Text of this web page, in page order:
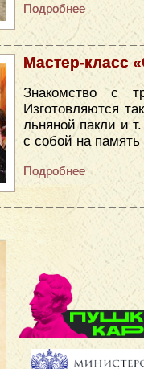
Подробнее
Мастер-класс
Знакомство с
Изготовляются
льняной пакли и
с собой на
Подробнее